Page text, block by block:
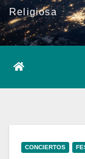
Religiosa
CONCIERTOS